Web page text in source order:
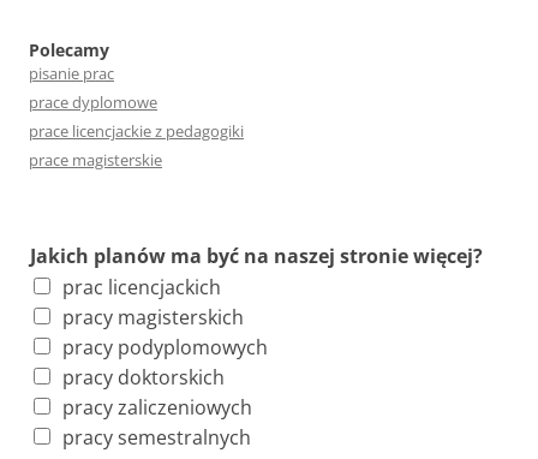
k
a
j
:
Polecamy
pisanie prac
prace dyplomowe
prace licencjackie z pedagogiki
prace magisterskie
Jakich planów ma być na naszej stronie więcej?
prac licencjackich
pracy magisterskich
pracy podyplomowych
pracy doktorskich
pracy zaliczeniowych
pracy semestralnych